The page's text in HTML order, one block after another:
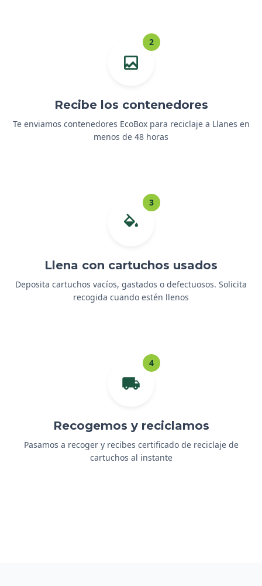
2
Recibe los contenedores
Te enviamos contenedores EcoBox para reciclaje a Llanes en
menos de 48 horas
3
Llena con cartuchos usados
Deposita cartuchos vacíos, gastados o defectuosos. Solicita
recogida cuando estén llenos
4
Recogemos y reciclamos
Pasamos a recoger y recibes certificado de reciclaje de
cartuchos al instante